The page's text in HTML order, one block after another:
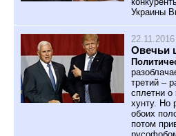
Украины
22.11.2016
Овечьи
третий –
сплетни о
хунту. Но
обоих
потом